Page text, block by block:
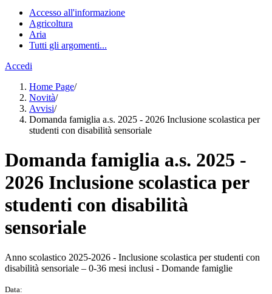
Accesso all'informazione
Agricoltura
Aria
Tutti gli argomenti...
Accedi
Home Page/
Novità/
Avvisi/
Domanda famiglia a.s. 2025 - 2026 Inclusione scolastica per
studenti con disabilità sensoriale
Domanda famiglia a.s. 2025 -
2026 Inclusione scolastica per
studenti con disabilità
sensoriale
Anno scolastico 2025-2026 - Inclusione scolastica per studenti con
disabilità sensoriale – 0-36 mesi inclusi - Domande famiglie
Data: